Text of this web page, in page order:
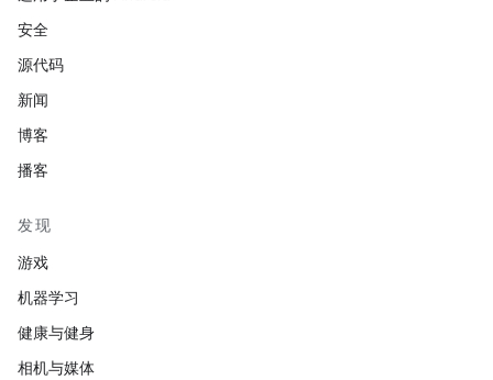
安全
源代码
新闻
博客
播客
发现
游戏
机器学习
健康与健身
相机与媒体